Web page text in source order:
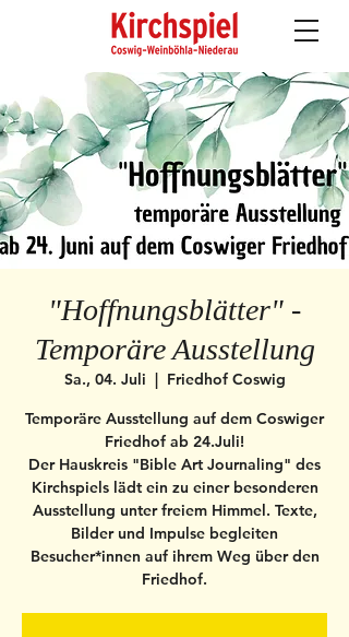
"Hoffnungsblätter" -
Temporäre Ausstellung
Sa., 04. Juli
  |
Friedhof Coswig
Temporäre Ausstellung auf dem Coswiger
Friedhof ab 24.Juli!
Der Hauskreis "Bible Art Journaling" des
Kirchspiels lädt ein zu einer besonderen
Ausstellung unter freiem Himmel. Texte,
Bilder und Impulse begleiten
Besucher*innen auf ihrem Weg über den
Friedhof.